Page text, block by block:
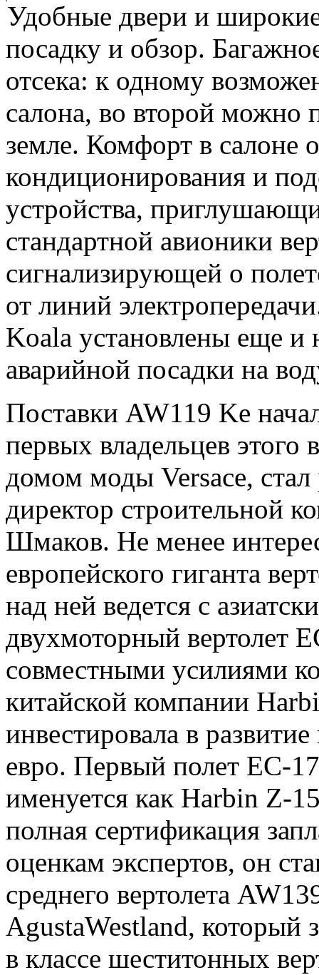
Удобные двери и
посадку и обзор.
отсека: к одному
салона, во второй можно
земле. Комфорт в салоне
кондиционирования и
устройства,
стандартной авионики
сигнализирующей о
от линий
Koala установлены еще и
аварийной посадки на
Поставки AW119 Ke
первых владельцев этого
домом моды Versace,
директор строительной
Шмаков. Не менее
европейского гиганта
над ней ведется с
двухмоторный вертолет
совместными усилиями
китайской компании
инвестировала в
евро. Первый полет EC-
именуется как Harbin Z-
полная сертификация
оценкам экспертов, он
среднего вертолета
AgustaWestland,
в классе шеститонных